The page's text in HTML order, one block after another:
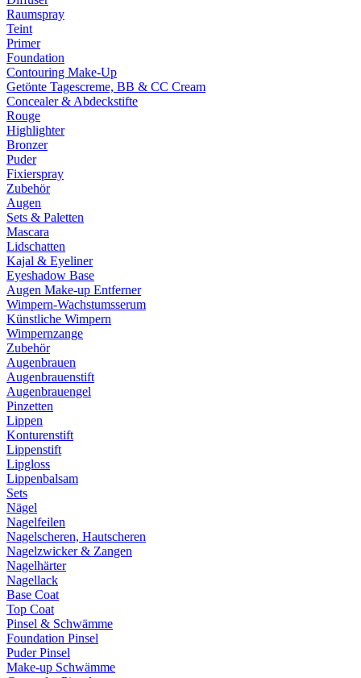
Raumspray
Teint
Primer
Foundation
Contouring Make-Up
Getönte Tagescreme, BB & CC Cream
Concealer & Abdeckstifte
Rouge
Highlighter
Bronzer
Puder
Fixierspray
Zubehör
Augen
Sets & Paletten
Mascara
Lidschatten
Kajal & Eyeliner
Eyeshadow Base
Augen Make-up Entferner
Wimpern-Wachstumsserum
Künstliche Wimpern
Wimpernzange
Zubehör
Augenbrauen
Augenbrauenstift
Augenbrauengel
Pinzetten
Lippen
Konturenstift
Lippenstift
Lipgloss
Lippenbalsam
Sets
Nägel
Nagelfeilen
Nagelscheren, Hautscheren
Nagelzwicker & Zangen
Nagelhärter
Nagellack
Base Coat
Top Coat
Pinsel & Schwämme
Foundation Pinsel
Puder Pinsel
Make-up Schwämme